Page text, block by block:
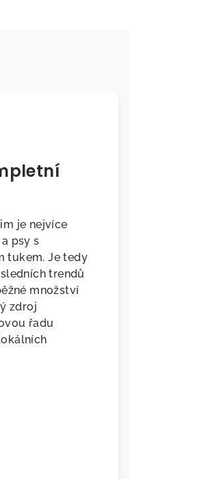
je nejvíce
psy s
tukem. Je tedy
trendů
množství
zdroj
řadu